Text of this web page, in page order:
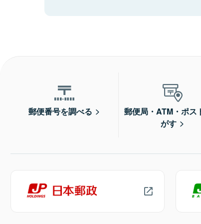
郵便番号を調べる
郵便局・ATM・ポス
がす